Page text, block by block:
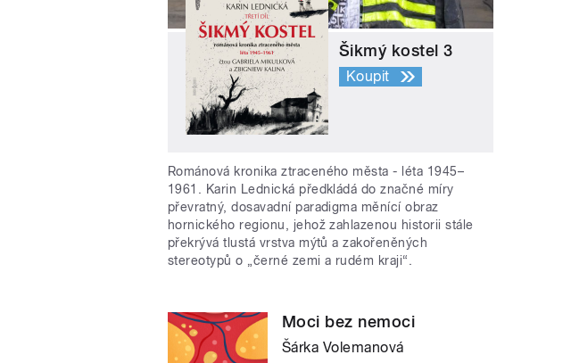
Šikmý kostel 3
Koupit
Románová kronika ztraceného města - léta 1945–
1961. Karin Lednická předkládá do značné míry
převratný, dosavadní paradigma měnící obraz
hornického regionu, jehož zahlazenou historii stále
překrývá tlustá vrstva mýtů a zakořeněných
stereotypů o „černé zemi a rudém kraji“.
Moci bez nemoci
Šárka Volemanová